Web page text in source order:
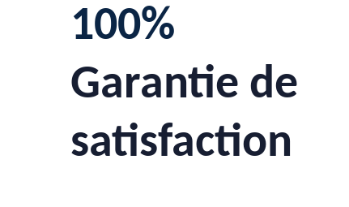
100%
Garantie de
satisfaction